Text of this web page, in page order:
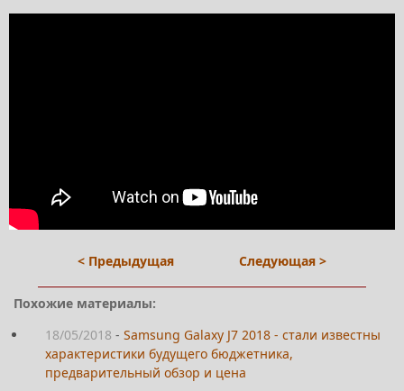
< Предыдущая Следующая >
Похожие материалы:
18/05/2018 - Samsung Galaxy J7 2018 - стали известны
характеристики будущего бюджетника,
предварительный обзор и цена